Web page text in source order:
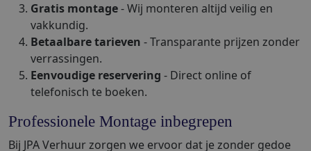
Gratis montage- Wij monteren altijd veilig en
vakkundig.
Betaalbare tarieven - Transparante prijzen zonder
verrassingen.
Eenvoudige reservering - Direct online of
telefonisch te boeken.
Professionele Montage inbegrepen
Bij JPA Verhuur zorgen we ervoor dat je zonder gedoe